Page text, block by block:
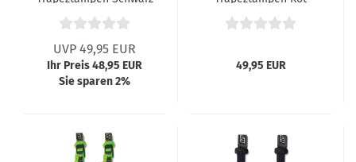
UVP 49,95 EUR
Ihr Preis 48,95 EUR
Sie sparen 2%
49,95 EUR